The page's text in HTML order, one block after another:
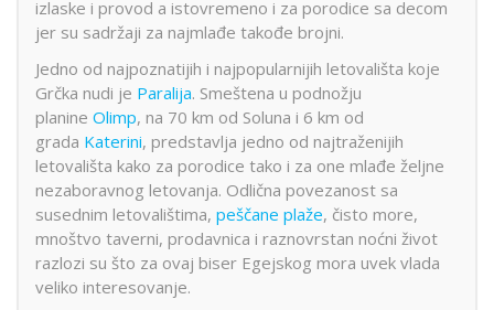
izlaske i provod a istovremeno i za porodice sa decom
jer su sadržaji za najmlađe takođe brojni.
Jedno od najpoznatijih i najpopularnijih letovališta koje
Grčka nudi je Paralija. Smeštena u podnožju
planine Olimp, na 70 km od Soluna i 6 km od
grada Katerini, predstavlja jedno od najtraženijih
letovališta kako za porodice tako i za one mlađe željne
nezaboravnog letovanja. Odlična povezanost sa
susednim letovalištima, peščane plaže, čisto more,
mnoštvo taverni, prodavnica i raznovrstan noćni život
razlozi su što za ovaj biser Egejskog mora uvek vlada
veliko interesovanje.